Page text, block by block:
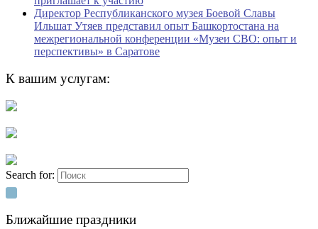
Директор Республиканского музея Боевой Славы
Ильшат Утяев представил опыт Башкортостана на
межрегиональной конференции «Музеи СВО: опыт и
перспективы» в Саратове
К вашим услугам:
Search for:
Ближайшие праздники